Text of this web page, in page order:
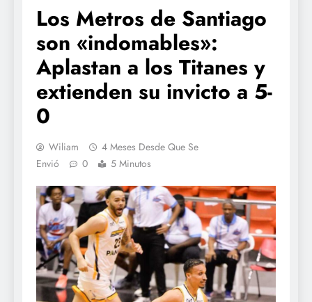
Los Metros de Santiago
son «indomables»:
Aplastan a los Titanes y
extienden su invicto a 5-
0
Wiliam
4 Meses Desde Que Se
Envió
0 5 Minutos